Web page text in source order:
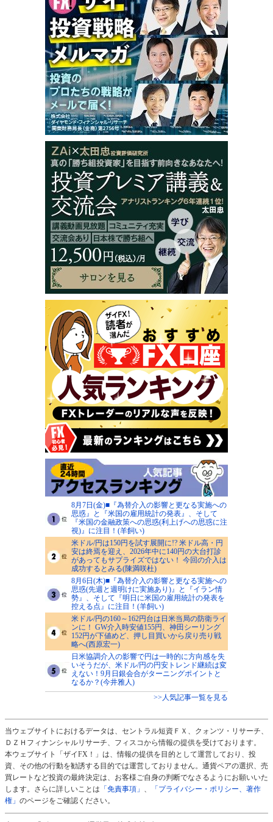
8月7日(金)■『為替介入の影響と更なる実施への
思惑』と『米国の雇用統計の発表』、そして
『米国の金融政策への思惑(利上げへの思惑に注
視)』に注目！(羊飼い)
米ドル/円は150円を試す展開に!? 米ドル高・円
安は終焉を迎え、2026年中に140円の大台打診
があってもサプライズではない！ 今回の介入は
成功するとみる(陳満咲杜)
8月6日(木)■『為替介入の影響と更なる実施への
思惑(先週と週明けに実施あり)』と『イラン情
勢』、そして『明日に米国の雇用統計の発表を
控える点』に注目！(羊飼い)
米ドル/円の160～162円台は日米当局の防衛ライ
ンに！ GW介入時安値155円、神田シーリング
152円が下値めど、押し目買いから戻り売り戦
略へ(西原宏一)
日米協調介入の影響で円は一時的に方向感を失
いそうだが、米ドル/円の円安トレンド継続は変
えない！9月日銀会合がターニングポイントと
なるか？(今井雅人)
>>人気記事一覧を見る
当ウェブサイトにおけるデータは、セントラル短資ＦＸ、クォンツ・リサーチ、
ＤＺＨフィナンシャルリサーチ、フィスコから情報の提供を受けております。
本ウェブサイト「ザイFX！」は、情報の提供を目的として運営しており、投
資、その他の行動を勧誘する目的では運営しておりません。通貨ペアの選択、売
買レートなど投資の最終決定は、お客様ご自身の判断でなさるようにお願いいた
します。さらに詳しいことは 「免責事項」 、
「プライバシー・ポリシー、著作
権」 のページをご確認ください。